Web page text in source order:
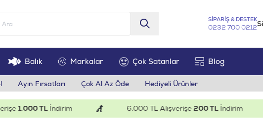
SİPARİŞ & DESTEK
0232 700 0212
Balık Markalar Çok Satanlar Blog
Ayın Fırsatları Çok Al Az Öde Hediyeli Ürünler
1.000 TLİndirim 6.000 TL Alışverişe200 TLİndirim